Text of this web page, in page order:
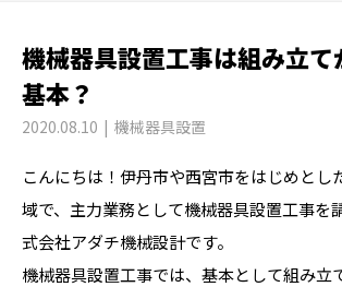
機械器具設置工事は組み立
基本？
2020.08.10 機械器具設置
こんにちは！伊丹市や西宮市をはじめとし
域で、主力業務として機械器具設置工事を
式会社アダチ機械設計です。
機械器具設置工事では、基本として組み立